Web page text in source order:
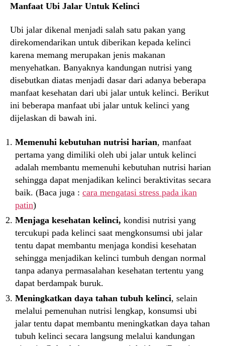
Manfaat Ubi Jalar Untuk Kelinci
Ubi jalar dikenal menjadi salah satu pakan yang
direkomendarikan untuk diberikan kepada kelinci
karena memang merupakan jenis makanan
menyehatkan. Banyaknya kandungan nutrisi yang
disebutkan diatas menjadi dasar dari adanya beberapa
manfaat kesehatan dari ubi jalar untuk kelinci. Berikut
ini beberapa manfaat ubi jalar untuk kelinci yang
dijelaskan di bawah ini.
Memenuhi kebutuhan nutrisi harian, manfaat
pertama yang dimiliki oleh ubi jalar untuk kelinci
adalah membantu memenuhi kebutuhan nutrisi harian
sehingga dapat menjadikan kelinci beraktivitas secara
baik. (Baca juga : cara mengatasi stress pada ikan
patin)
Menjaga kesehatan kelinci, kondisi nutrisi yang
tercukupi pada kelinci saat mengkonsumsi ubi jalar
tentu dapat membantu menjaga kondisi kesehatan
sehingga menjadikan kelinci tumbuh dengan normal
tanpa adanya permasalahan kesehatan tertentu yang
dapat berdampak buruk.
Meningkatkan daya tahan tubuh kelinci, selain
melalui pemenuhan nutrisi lengkap, konsumsi ubi
jalar tentu dapat membantu meningkatkan daya tahan
tubuh kelinci secara langsung melalui kandungan